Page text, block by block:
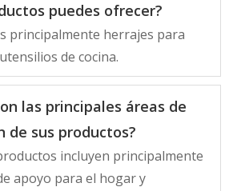
puedes ofrecer?
principalmente herrajes para
de cocina.
las principales áreas de
de sus productos?
incluyen principalmente
apoyo para el hogar y